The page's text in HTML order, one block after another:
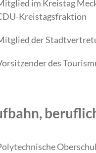
im Kreistag
Kreistagsfraktion
der
des